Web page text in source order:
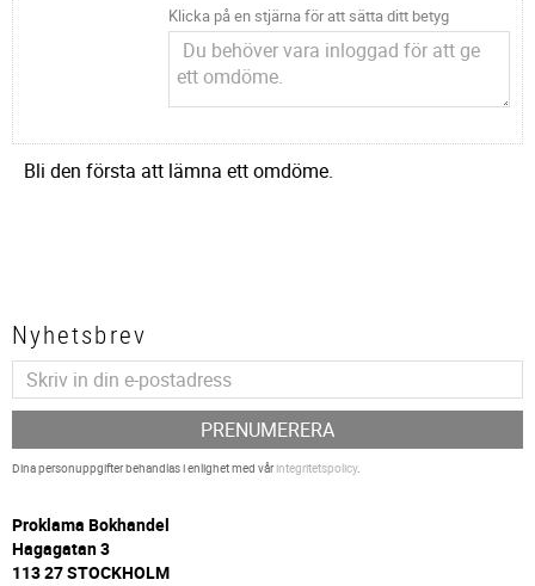
Klicka på en stjärna för att sätta ditt betyg
Bli den första att lämna ett omdöme.
Nyhetsbrev
PRENUMERERA
Dina personuppgifter behandlas i enlighet med vårintegritetspolicy.
Proklama Bokhandel
Hagagatan 3
113 27 STOCKHOLM